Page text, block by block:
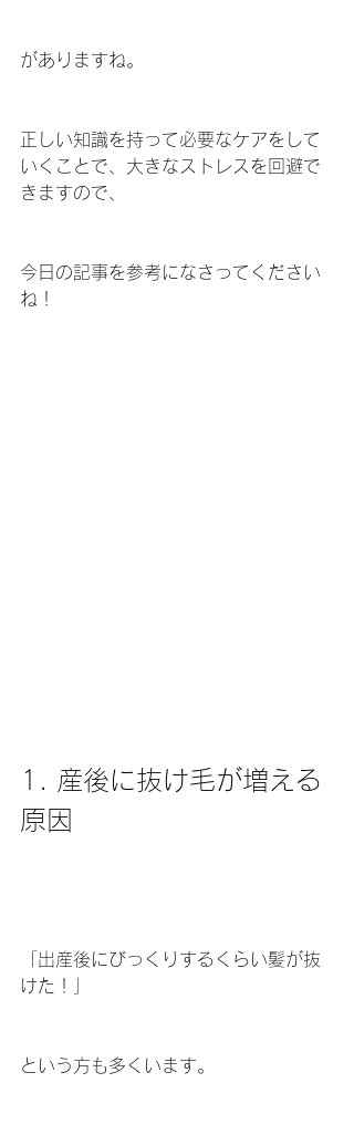
がありますね。
正しい知識を持って必要なケアをして
いくことで、大きなストレスを回避で
きますので、
今日の記事を参考になさってください
ね！
1. 産後に抜け毛が増える
原因
「出産後にびっくりするくらい髪が抜
けた！」
という方も多くいます。